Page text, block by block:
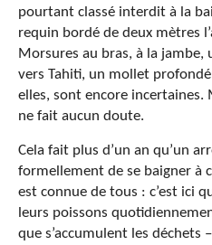
pourtant classé interdit à la
requin bordé de deux mètres
Morsures au bras, à la jambe,
vers Tahiti, un mollet
elles, sont encore incertaines.
ne fait aucun doute.
Cela fait plus d’un an qu’un
formellement de se baigner à
est connue de tous : c’est ici
leurs poissons
que s’accumulent les déchets